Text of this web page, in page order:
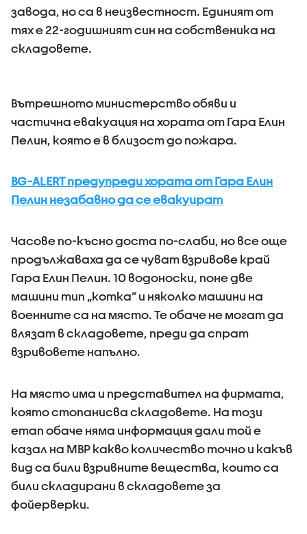
завода, но са в неизвестност. Единият от
тях е 22-годишният син на собственика на
складовете.
Вътрешното министерство обяви и
частична евакуация на хората от Гара Елин
Пелин, която е в близост до пожара.
BG-ALERT предупреди хората от Гара Елин
Пелин незабавно да се евакуират
Часове по-късно доста по-слаби, но все още
продължаваха да се чуват взривове край
Гара Елин Пелин. 10 водоноски, поне две
машини тип „котка” и няколко машини на
военните са на място. Те обаче не могат да
влязат в складовете, преди да спрат
взривовете напълно.
На място има и представител на фирмата,
която стопанисва складовете. На този
етап обаче няма информация дали той е
казал на МВР какво количество точно и какъв
вид са били взривните вещества, които са
били складирани в складовете за
фойерверки.